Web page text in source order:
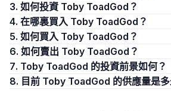
3. 如何投資 Toby ToadGod？
4. 在哪裏買入 Toby ToadGod？
5. 如何買入 Toby ToadGod？
6. 如何賣出 Toby ToadGod？
7. Toby ToadGod 的投資前景如何？
8. 目前 Toby ToadGod 的供應量是